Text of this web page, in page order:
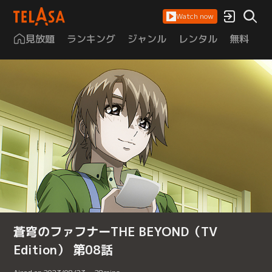
Watch now
見放題 ランキング ジャンル レンタル 無料
蒼穹のファフナーTHE BEYOND（TV
Edition） 第08話